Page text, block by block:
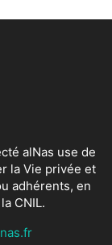
alNas use de
la Vie privée et
adhérents, en
CNIL.